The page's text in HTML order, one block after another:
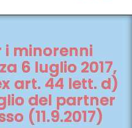
i minorenni
6 luglio 2017,
art. 44 lett. d)
del partner
(11.9.2017)